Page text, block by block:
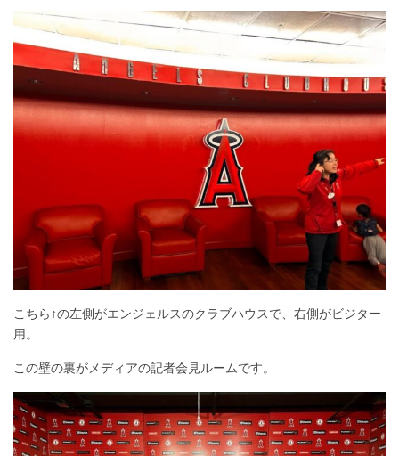
こちら↑の左側がエンジェルスのクラブハウスで、右側がビジター
用。
この壁の裏がメディアの記者会見ルームです。